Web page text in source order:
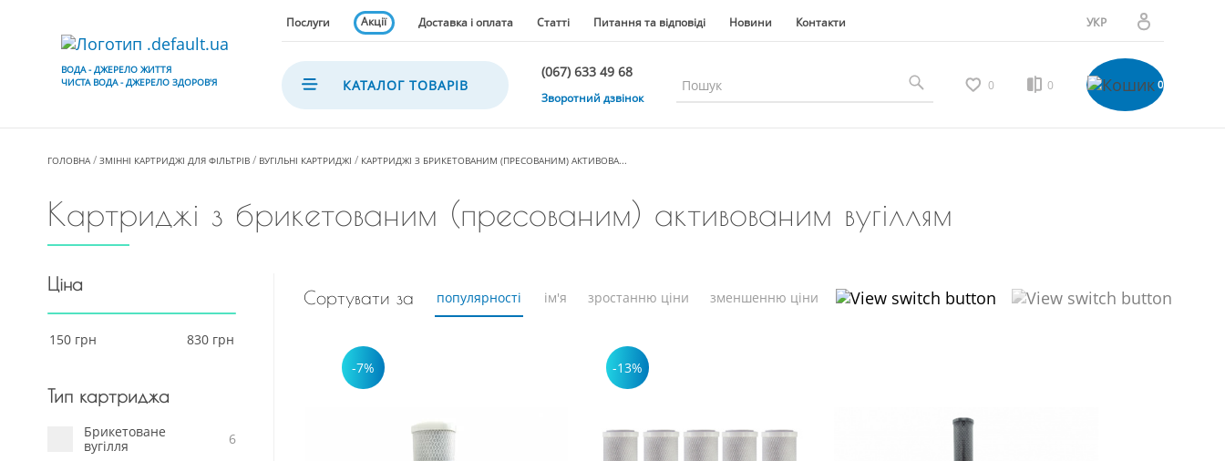
ВОДА - ДЖЕРЕЛО ЖИТТЯ
ЧИСТА ВОДА - ДЖЕРЕЛО ЗДОРОВ'Я
Послуги Акції Доставка і оплата Статті Питання та відповіді Новини Контакти
УКР
РУС
Особистий кабінет
КАТАЛОГ ТОВАРІВ
(067) 633 49 68
(067) 633 49 68
(067) 635 35 36
(044) 390 35 36
Зворотний дзвінок
0 0 0
ГОЛОВНА ЗМІННІ КАРТРИДЖІ ДЛЯ ФІЛЬТРІВ ВУГІЛЬНІ КАРТРИДЖІ КАРТРИДЖІ З БРИКЕТОВАНИМ (ПРЕСОВАНИМ) АКТИВОВА...
Картриджі з брикетованим (пресованим) активованим вугіллям
Ціна
Тип картриджа
Брикетоване
вугілля
6
Сортувати за популярності ім'я зростанню ціни зменшенню ціни
-7% -13%